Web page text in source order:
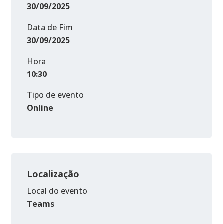
30/09/2025
Data de Fim
30/09/2025
Hora
10:30
Tipo de evento
Online
Localização
Local do evento
Teams